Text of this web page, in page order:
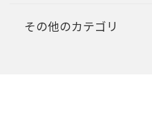
その他のカテゴリ